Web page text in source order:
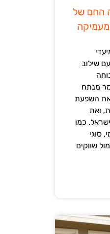
החם של
המסקרנים לשנת 2026, עם שילוב
מנתח
את השפעת
ואת
כמו
סוגי
שווקים